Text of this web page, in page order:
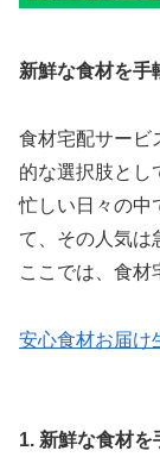
新鮮な食材を手
食材宅配サービ
的な選択肢とし
忙しい日々の中
て、その人気は
ここでは、食材
安心食材お届け
1. 新鮮な食材を